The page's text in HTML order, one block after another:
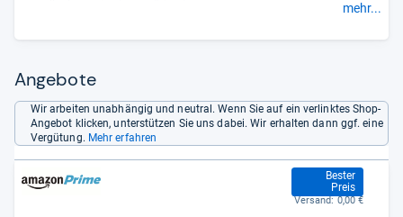
mehr...
Angebote
Wir arbeiten unabhängig und neutral. Wenn Sie auf ein verlinktes Shop-
Angebot klicken, unterstützen Sie uns dabei. Wir erhalten dann ggf. eine
Vergütung. Mehr erfahren
Bester
Preis
157,09 €
Versand: 0,00 €